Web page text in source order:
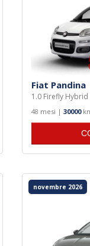
Fiat Pandina
1.0 Firefly Hybrid
48 mesi | 30000
novembre 2026